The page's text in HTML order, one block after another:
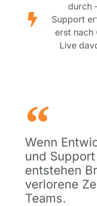
durch
Support
erst nach
Live
Wenn
und
entstehen
verlorene
Teams.